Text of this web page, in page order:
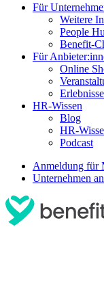
Für
Weitere
People
Benefit-
Für
Online
Erlebnisse
HR-Wissen
Blog
HR-
Podcast
Anmeldung für
Unternehmen